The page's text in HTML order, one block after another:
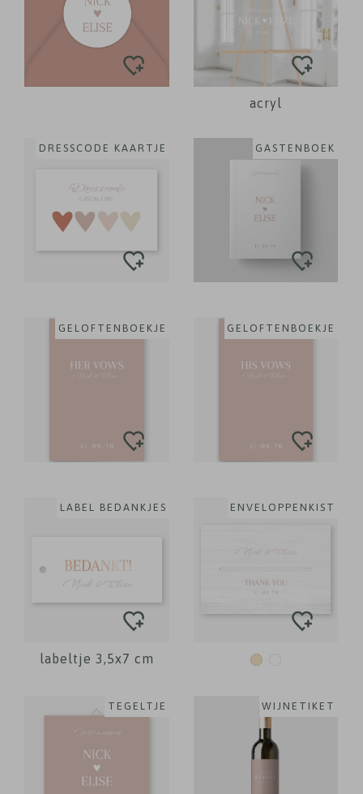
acryl
DRESSCODE KAARTJE GASTENBOEK
GELOFTENBOEKJE GELOFTENBOEKJE
LABEL BEDANKJES
labeltje 3,5x7 cm
ENVELOPPENKIST
TEGELTJE WIJNETIKET